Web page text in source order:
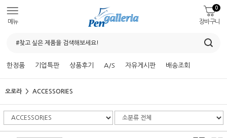
메뉴 장바구니
0
한정품 기업특판 상품후기 A/S 자유게시판 배송조회
오로라 ACCESSORIES